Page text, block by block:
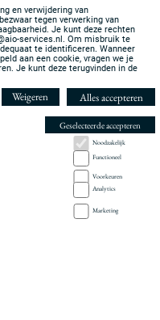
Voorkeuren
Analytics
Marketing